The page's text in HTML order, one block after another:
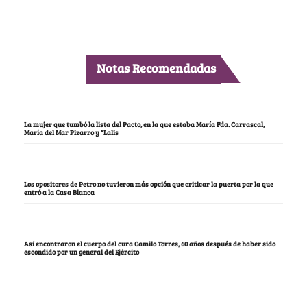
Notas Recomendadas
La mujer que tumbó la lista del Pacto, en la que estaba María Fda. Carrascal,
María del Mar Pizarro y “Lalis
Los opositores de Petro no tuvieron más opción que criticar la puerta por la que
entró a la Casa Blanca
Así encontraron el cuerpo del cura Camilo Torres, 60 años después de haber sido
escondido por un general del Ejército